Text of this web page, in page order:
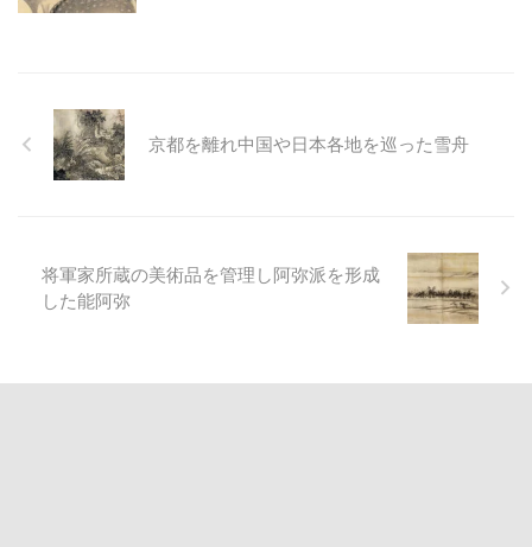
京都を離れ中国や日本各地を巡った雪舟
将軍家所蔵の美術品を管理し阿弥派を形成
した能阿弥